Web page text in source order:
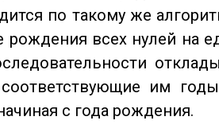
по такому же
рождения всех нулей на
им
с года рождения.